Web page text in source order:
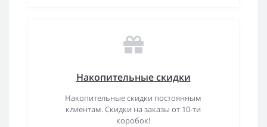
Накопительные скидки
Накопительные скидки постоянным
клиентам. Скидки на заказы от 10-ти
коробок!